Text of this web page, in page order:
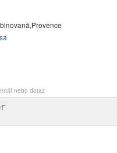
nebo dotaz